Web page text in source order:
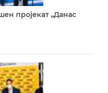
пројекат „Данас